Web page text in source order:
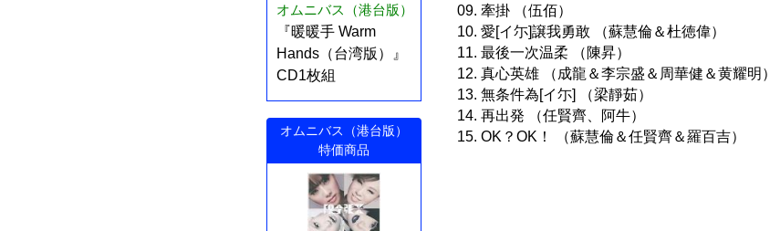
オムニバス（港台版）
『暖暖手 Warm
Hands（台湾版）』
CD1枚組
オムニバス（港台版）
特価商品
09. 牽掛 （伍佰）
10. 愛[イ尓]譲我勇敢 （蘇慧倫＆杜徳偉）
11. 最後一次温柔 （陳昇）
12. 真心英雄 （成龍＆李宗盛＆周華健＆黄耀明）
13. 無条件為[イ尓] （梁靜茹）
14. 再出発 （任賢齊、阿牛）
15. OK？OK！ （蘇慧倫＆任賢齊＆羅百吉）